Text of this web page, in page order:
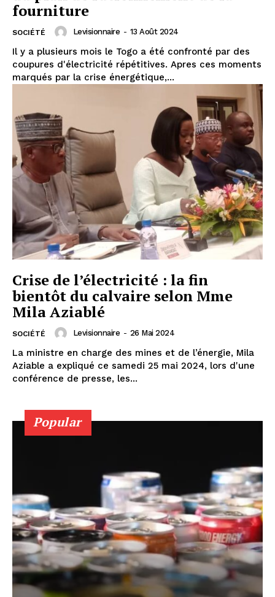
fourniture
SOCIÉTÉ Levisionnaire - 13 Août 2024
Il y a plusieurs mois le Togo a été confronté par des
coupures d'électricité répétitives. Apres ces moments
marqués par la crise énergétique,...
Crise de l’électricité : la fin
bientôt du calvaire selon Mme
Mila Aziablé
SOCIÉTÉ Levisionnaire - 26 Mai 2024
La ministre en charge des mines et de l’énergie, Mila
Aziable a expliqué ce samedi 25 mai 2024, lors d'une
conférence de presse, les...
Popular